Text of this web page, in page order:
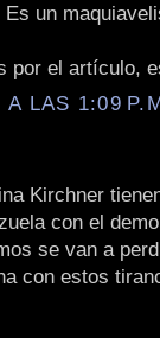
un
por el artículo,
LAS 1:09
Kirchner
con el
se van a
con estos